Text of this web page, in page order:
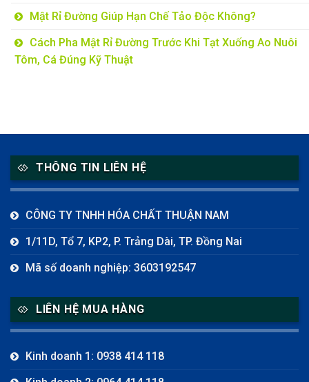
Mật Rỉ Đường Giúp Hạn Chế Tảo Độc Không?
Cách Pha Mật Rỉ Đường Trước Khi Tạt Xuống Ao Nuôi
Tôm, Cá Đúng Kỹ Thuật
THÔNG TIN LIÊN HỆ
CÔNG TY TNHH HÓA CHẤT THUẬN NAM
1/11D, Tổ 7, KP2, P. Trảng Dài, TP. Đồng Nai
Mã số doanh nghiệp: 3603192547
LIÊN HỆ MUA HÀNG
Kinh doanh 1: 0938 414 118